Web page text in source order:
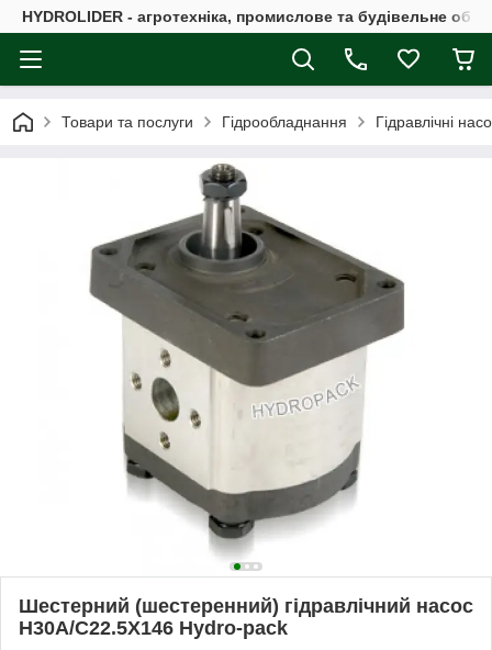
HYDROLIDER - агротехніка, промислове та будівельне
Товари та послуги Гідрообладнання Гідравлічні
Шестерний (шестеренний) гідравлічний насос
H30A/C22.5X146 Hydro-pack